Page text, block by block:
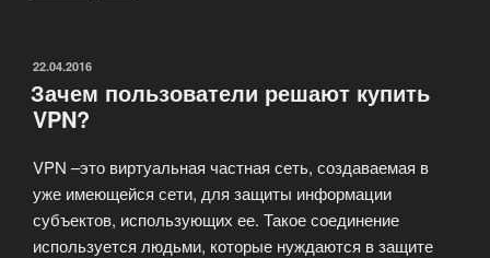
ОПУБЛИКОВАНО
22.04.2016
Зачем пользователи решают купить
VPN?
VPN –это виртуальная частная сеть, создаваемая в
уже имеющейся сети, для защиты информации
субъектов, использующих ее. Такое соединение
используется людьми, которые нуждаются в защите